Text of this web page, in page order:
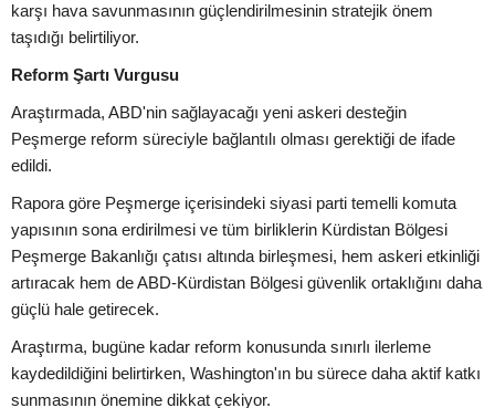
karşı hava savunmasının güçlendirilmesinin stratejik önem
taşıdığı belirtiliyor.
Reform Şartı Vurgusu
Araştırmada, ABD'nin sağlayacağı yeni askeri desteğin
Peşmerge reform süreciyle bağlantılı olması gerektiği de ifade
edildi.
Rapora göre Peşmerge içerisindeki siyasi parti temelli komuta
yapısının sona erdirilmesi ve tüm birliklerin Kürdistan Bölgesi
Peşmerge Bakanlığı çatısı altında birleşmesi, hem askeri etkinliği
artıracak hem de ABD-Kürdistan Bölgesi güvenlik ortaklığını daha
güçlü hale getirecek.
Araştırma, bugüne kadar reform konusunda sınırlı ilerleme
kaydedildiğini belirtirken, Washington'ın bu sürece daha aktif katkı
sunmasının önemine dikkat çekiyor.